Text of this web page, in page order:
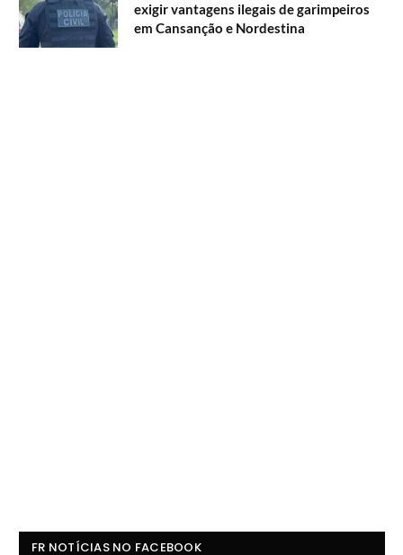
exigir vantagens ilegais de garimpeiros
em Cansanção e Nordestina
FR NOTÍCIAS NO FACEBOOK